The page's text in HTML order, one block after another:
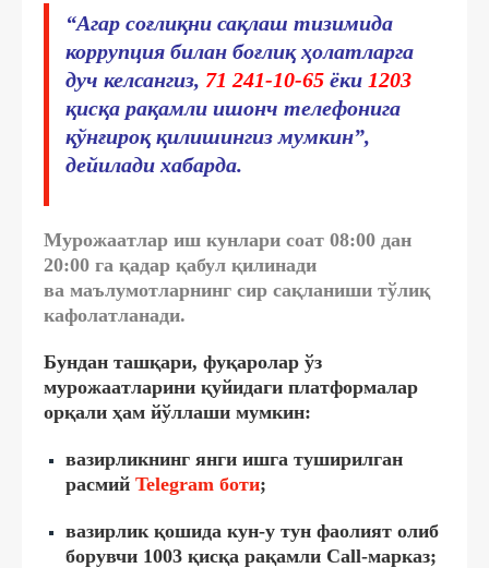
“Агар соғлиқни сақлаш тизимида
коррупция билан боғлиқ ҳолатларга
дуч келсангиз, 71 241-10-65 ёки 1203
қисқа рақамли ишонч телефонига
қўнғироқ қилишингиз мумкин”,
дейилади хабарда.
Мурожаатлар иш кунлари соат 08:00 дан
20:00 га қадар қабул қилинади
ва маълумотларнинг сир сақланиши тўлиқ
кафолатланади.
Бундан ташқари, фуқаролар ўз
мурожаатларини қуйидаги платформалар
орқали ҳам йўллаши мумкин:
вазирликнинг янги ишга туширилган
расмий Telegram боти;
вазирлик қошида кун-у тун фаолият олиб
борувчи 1003 қисқа рақамли Call-марказ;